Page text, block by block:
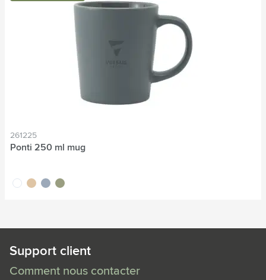
261225
Ponti 250 ml mug
blancsablegris vert
Support client
Comment nous contacter